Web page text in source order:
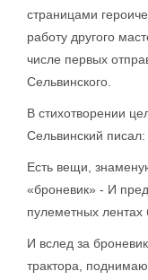
страницами
работу другого
числе первых
Сельвинского.
В стихотворении
Сельвинский писал:
Есть вещи,
«броневик» - И
пулеметных лентах
И вслед за
трактора,